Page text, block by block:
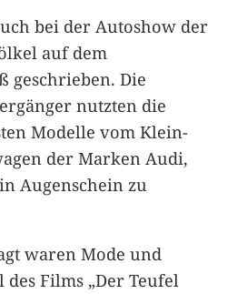
bei der Autoshow der
auf dem
geschrieben. Die
nutzten die
Modelle vom Klein-
der Marken Audi,
Augenschein zu
waren Mode und
des Films „Der Teufel